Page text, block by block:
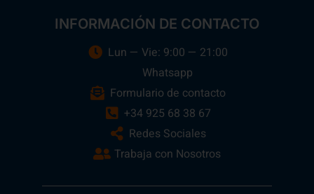
INFORMACIÓN DE CONTACTO
Lun — Vie: 9:00 — 21:00
Whatsapp
Formulario de contacto
+34 925 68 38 67
Redes Sociales
Trabaja con Nosotros